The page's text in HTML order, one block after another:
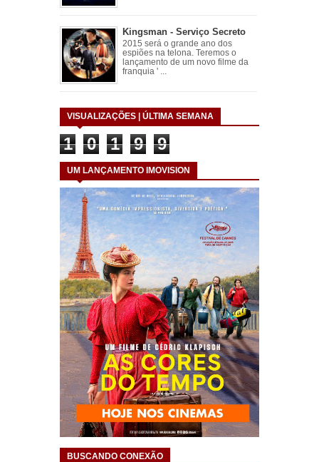
Kingsman - Serviço Secreto
2015 será o grande ano dos
espiões na telona. Teremos o
lançamento de um novo filme da
franquia ' ...
VISUALIZAÇÕES | ÚLTIMA SEMANA
1 0 1 9 9
UM LANÇAMENTO IMOVISION
BUSCANDO CONEXÃO